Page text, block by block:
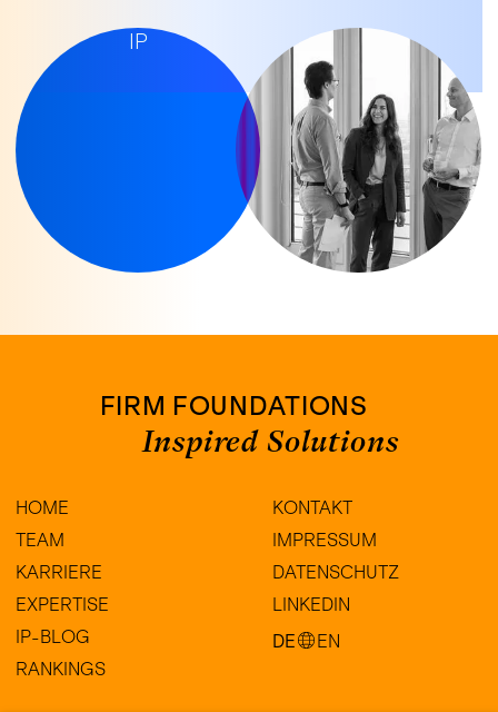
IP
FIRM FOUNDATIONS
Inspired Solutions
HOME
TEAM
KARRIERE
EXPERTISE
IP-BLOG
RANKINGS
KONTAKT
IMPRESSUM
DATENSCHUTZ
LINKEDIN
DE
EN